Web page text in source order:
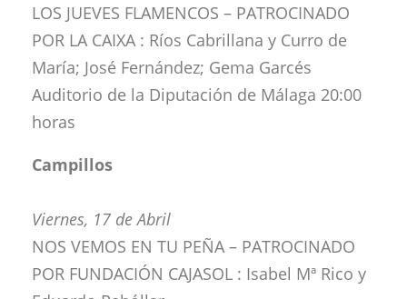
LOS JUEVES FLAMENCOS – PATROCINADO
POR LA CAIXA : Ríos Cabrillana y Curro de
María; José Fernández; Gema Garcés
Auditorio de la Diputación de Málaga 20:00
horas
Campillos
Viernes, 17 de Abril
NOS VEMOS EN TU PEÑA – PATROCINADO
POR FUNDACIÓN CAJASOL : Isabel Mª Rico y